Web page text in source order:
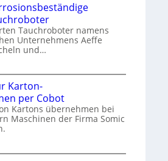
Tauchroboter namens
Unternehmens Aeffe
und…
Karton-
per Cobot
Kartons übernehmen bei
Maschinen der Firma Somic